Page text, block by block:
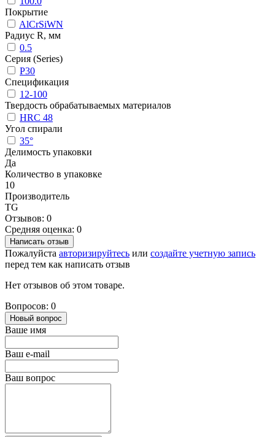
Покрытие
AlCrSiWN
Радиус R, мм
0.5
Серия (Series)
P30
Спецификация
12-100
Твердость обрабатываемых материалов
HRC 48
Угол спирали
35°
Делимость упаковки
Да
Количество в упаковке
10
Производитель
TG
Отзывов: 0
Средняя оценка: 0
Написать отзыв
Пожалуйста авторизируйтесь или создайте учетную запись
перед тем как написать отзыв
Нет отзывов об этом товаре.
Вопросов: 0
Новый вопрос
Ваше имя
Ваш e-mail
Ваш вопрос